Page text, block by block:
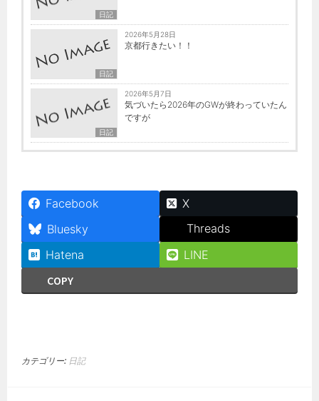
日記
日記
2026年5月28日
京都行きたい！！
日記
2026年5月7日
気づいたら2026年のGWが終わっていたん
ですが
Facebook
X
Bluesky
Threads
Hatena
LINE
COPY
カテゴリー: 日記